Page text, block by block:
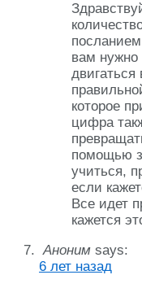
вам
которое
цифра
помощью
учиться,
если
Все идет
кажется
Аноним says:
6 лет назад